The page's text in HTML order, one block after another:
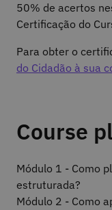
50% de acertos
Certificação do
Para obter o
do Cidadão à sua
Course
Módulo 1 - Como
estruturada?
Módulo 2 - Como